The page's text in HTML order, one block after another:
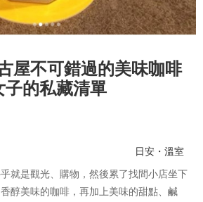
屋不可錯過的美味咖啡
子的私藏清單
日安・溫室
就是觀光、購物，然後累了找間小店坐下
醇美味的咖啡，再加上美味的甜點、鹹